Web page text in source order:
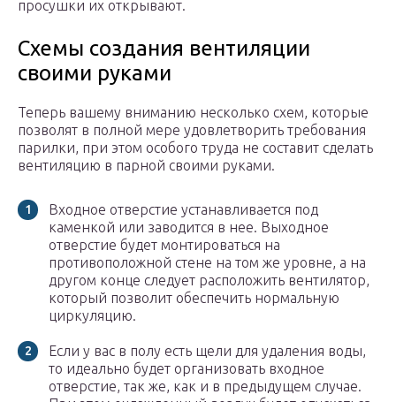
просушки их открывают.
Схемы создания вентиляции
своими руками
Теперь вашему вниманию несколько схем, которые
позволят в полной мере удовлетворить требования
парилки, при этом особого труда не составит сделать
вентиляцию в парной своими руками.
Входное отверстие устанавливается под
каменкой или заводится в нее. Выходное
отверстие будет монтироваться на
противоположной стене на том же уровне, а на
другом конце следует расположить вентилятор,
который позволит обеспечить нормальную
циркуляцию.
Если у вас в полу есть щели для удаления воды,
то идеально будет организовать входное
отверстие, так же, как и в предыдущем случае.